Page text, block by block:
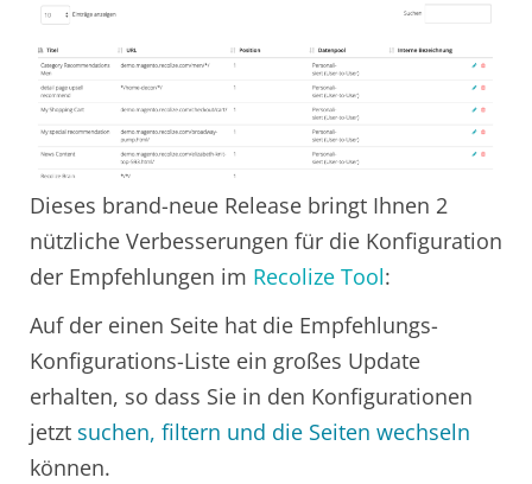
Dieses brand-neue Release bringt Ihnen 2
nützliche Verbesserungen für die Konfiguration
der Empfehlungen im Recolize Tool:
Auf der einen Seite hat die Empfehlungs-
Konfigurations-Liste ein großes Update
erhalten, so dass Sie in den Konfigurationen
jetzt suchen, filtern und die Seiten wechseln
können.